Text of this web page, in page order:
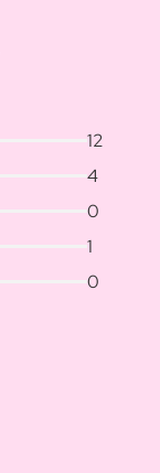
12
4
0
1
0